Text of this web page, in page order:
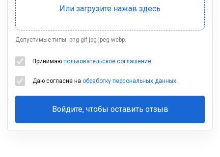
Допустимые типы: png gif jpg jpeg webp.
Принимаю пользовательское соглашение.
Даю согласие на обработку персональных данных.
Войдите, чтобы оставить отзыв
Ваша